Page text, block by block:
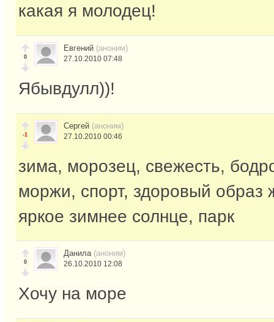
какая я молодец!
0
Евгений (аноним)
27.10.2010 07:48
Ябывдулл))!
-1
Сергей (аноним)
27.10.2010 00:46
зима, морозец, свежесть,
моржи, спорт, здоровый образ
яркое зимнее солнце, парк
0
Данила (аноним)
26.10.2010 12:08
Хочу на море